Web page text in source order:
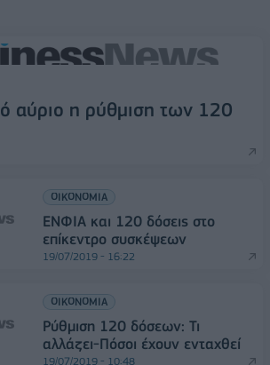
αύριο η ρύθμιση των 120
ΟΙΚΟΝΟΜΙΑ
ΕΝΦΙΑ και 120 δόσεις στο
επίκεντρο συσκέψεων
19/07/2019 - 16:22
ΟΙΚΟΝΟΜΙΑ
Ρύθμιση 120 δόσεων: Τι
αλλάζει-Πόσοι έχουν ενταχθεί
19/07/2019 - 10:48